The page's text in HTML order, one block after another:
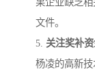
果企业缺乏
文件。
5. 关注奖补
杨凌的高新技